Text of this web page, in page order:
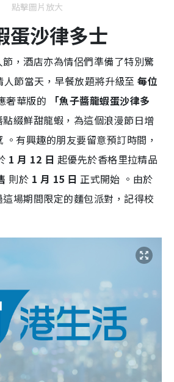
點擊圖片放大
蛋沙律多士
，酒店亦為情侶們準備了特別驚
人節當天，早餐放題將升級至每位
奢華版的
「魚子醬龍蝦蛋沙律多
點綴鮮甜龍蝦，為這個浪漫節日增
。有興趣的朋友要留意預訂時間，
1 月 12 日 起優先於香格里拉精品
則於 1 月 15 日 正式開始 。由於
場期間限定的麵包派對，記得校